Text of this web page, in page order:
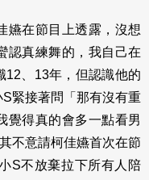
嬿在節目上透露，沒想
認真練舞的，我自己在
12、13年，但認識他的
緊接著問「那有沒有重
覺得真的會多一點看男
不意請柯佳嬿首次在節
S不放棄拉下所有人陪